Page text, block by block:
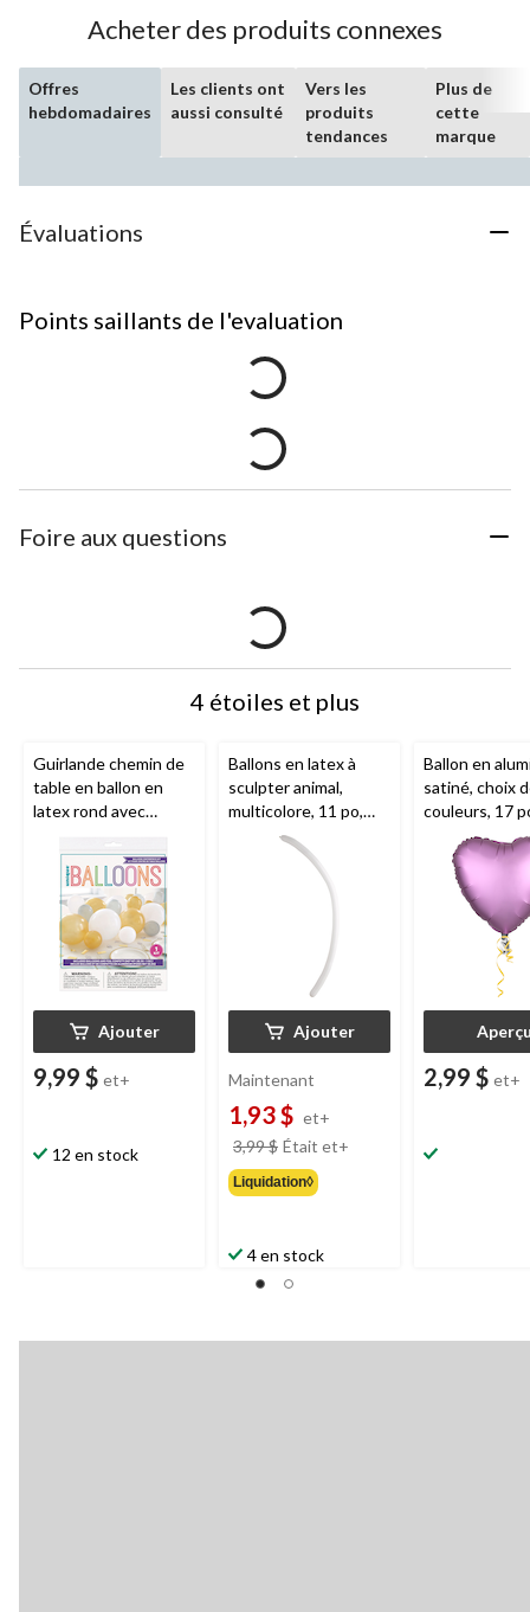
Acheter des produits connexes
Offres
hebdomadaires
Les clients ont
aussi consulté
Vers les
produits
tendances
Plus de
cette
marque
Évaluations
Points saillants de l'evaluation
Foire aux questions
4 étoiles et plus
Guirlande chemin de
table en ballon en
latex rond avec
or/argent/blanc, 5 x 9
po, paq. 40, pour veille
du jour de l'An/remise
des diplômes
Ajouter
9,99 $ et+
12 en stock
Ballons en latex à
sculpter animal,
multicolore, 11 po,
paq. 25, pour fête
d'anniversaire
Ajouter
Maintenant
1,93 $ et+
3,99 $ Était et+
Liquidation◊
4 en stock
Ballon en
satiné, choix
couleurs, 17
coeur,
hélium
anniversaire/
Valentin/
2,99 $ et+